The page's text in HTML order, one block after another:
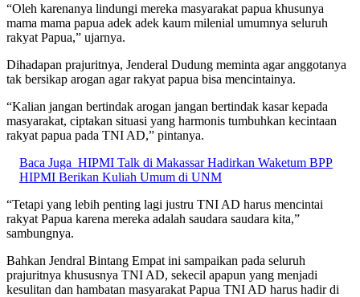
“Oleh karenanya lindungi mereka masyarakat papua khusunya
mama mama papua adek adek kaum milenial umumnya seluruh
rakyat Papua,” ujarnya.
Dihadapan prajuritnya, Jenderal Dudung meminta agar anggotanya
tak bersikap arogan agar rakyat papua bisa mencintainya.
“Kalian jangan bertindak arogan jangan bertindak kasar kepada
masyarakat, ciptakan situasi yang harmonis tumbuhkan kecintaan
rakyat papua pada TNI AD,” pintanya.
Baca Juga HIPMI Talk di Makassar Hadirkan Waketum BPP
HIPMI Berikan Kuliah Umum di UNM
“Tetapi yang lebih penting lagi justru TNI AD harus mencintai
rakyat Papua karena mereka adalah saudara saudara kita,”
sambungnya.
Bahkan Jendral Bintang Empat ini sampaikan pada seluruh
prajuritnya khususnya TNI AD, sekecil apapun yang menjadi
kesulitan dan hambatan masyarakat Papua TNI AD harus hadir di